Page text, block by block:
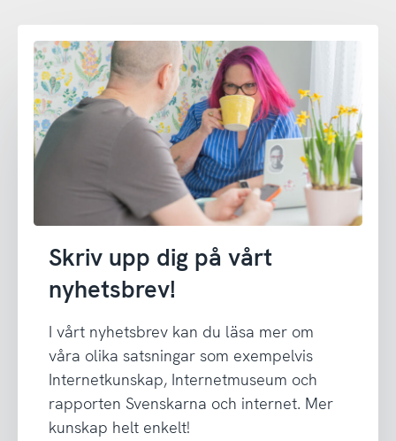
Skriv upp dig på vårt
nyhetsbrev!
I vårt nyhetsbrev kan du läsa mer om
våra olika satsningar som exempelvis
Internetkunskap, Internetmuseum och
rapporten Svenskarna och internet. Mer
kunskap helt enkelt!